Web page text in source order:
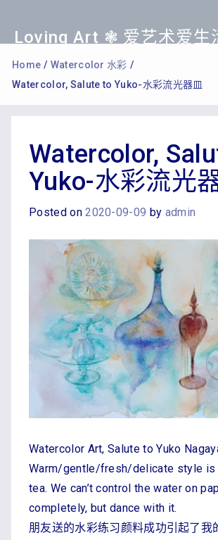
Loving Art ❃ 爱艺术爱生
Home / Watercolor 水彩 /
Watercolor, Salute to Yuko-水彩流光器皿
Watercolor,
Yuko-水彩流光
Posted on2020-09-09 by admin
Watercolor Art, Salute to Yuko
Warm/gentle/fresh/delicate style is
tea. We can’t control the water on
completely, but dance with it.
朋友送的水彩练习颜料成功引起了我